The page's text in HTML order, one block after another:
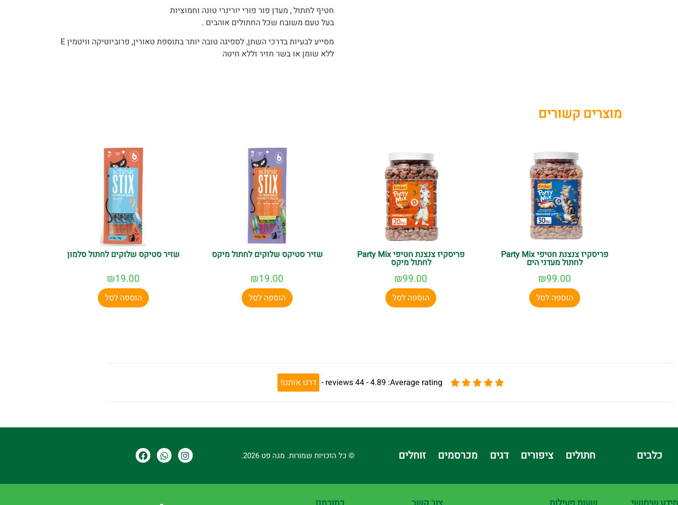
חטיף לחתול , מעדן פור פורי יורינרי טונה וחמוציות
בעל טעם משובח שכל החתולים אוהבים .
מסייע לבעיות בדרכי השתן, לספיגה טובה יותר בתוספת טאורין, פרוביוטיקה וויטמין E
ללא שומן או בשר חזיר וללא חיטה
מוצרים קשורים
פריסקיז צנצנת חטיפי Party Mix
לחתול מעדני הים
₪99.00
הוספה לסל
פריסקיז צנצנת חטיפי Party Mix
לחתול מיקס
₪99.00
הוספה לסל
שזיר סטיקס שלוקים לחתול מיקס
₪19.00
הוספה לסל
שזיר סטיקס שלוקים לחתול סלמון
₪19.00
הוספה לסל
Average rating:
4.89 -
44
reviews
- דרגו אותנו!
כלבים חתולים ציפורים דגים מכרסמים זוחלים © כל הזכויות שמורות. מגה פט 2026.